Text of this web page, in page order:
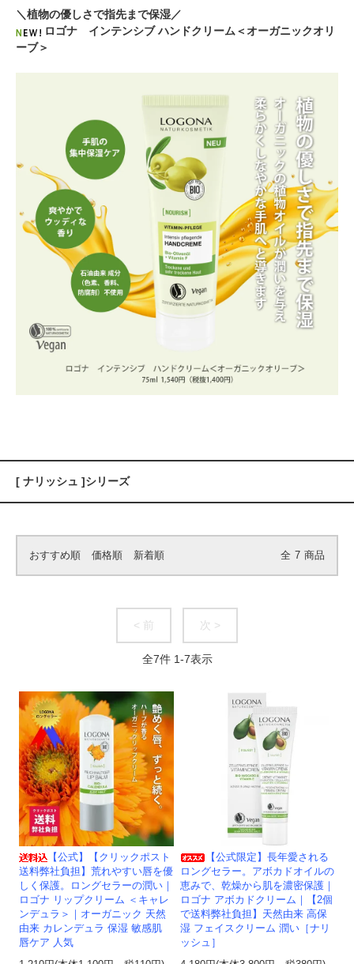
＼植物の優しさで指先まで保湿／
ロゴナ インテンシブ ハンドクリーム＜オーガニックオリ
ーブ＞
[ ナリッシュ ]シリーズ
おすすめ順 価格順 新着順 全 7 商品
< 前 次 >
全7件 1-7表示
【公式】【クリックポスト
送料弊社負担】荒れやすい唇を優
しく保護。ロングセラーの潤い｜
ロゴナ リップクリーム ＜キャレ
ンデュラ＞｜オーガニック 天然
由来 カレンデュラ 保湿 敏感肌
唇ケア 人気
【公式限定】長年愛される
ロングセラー。アボカドオイルの
恵みで、乾燥から肌を濃密保護｜
ロゴナ アボカドクリーム｜【2個
で送料弊社負担】天然由来 高保
湿 フェイスクリーム 潤い［ナリ
ッシュ］